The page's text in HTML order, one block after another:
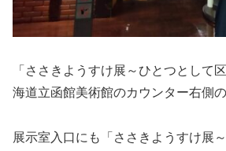
「ささきようすけ展～ひとつとして
海道立函館美術館のカウンター右側の
展示室入口にも「ささきようすけ展